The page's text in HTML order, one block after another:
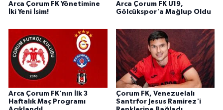
Arca Çorum FK Yönetimine
İki Yeni İsim!
Arca Çorum FK U19,
Gölcükspor'a Mağlup Oldu
Arca Çorum FK'nın İlk 3
Haftalık Maç Programı
Çorum FK, Venezuelalı
Santrfor Jesus Ramirez'i